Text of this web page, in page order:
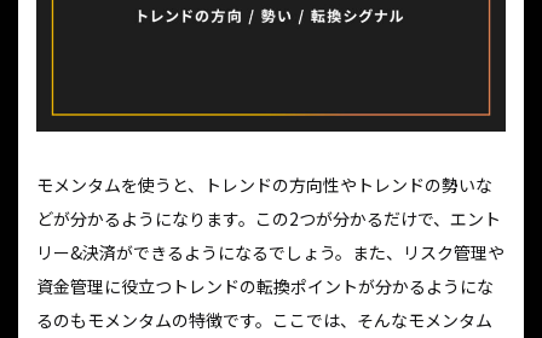
モメンタムを使うと、トレンドの方向性やトレンドの勢いな
どが分かるようになります。この2つが分かるだけで、エント
リー&決済ができるようになるでしょう。また、リスク管理や
資金管理に役立つトレンドの転換ポイントが分かるようにな
るのもモメンタムの特徴です。ここでは、そんなモメンタム